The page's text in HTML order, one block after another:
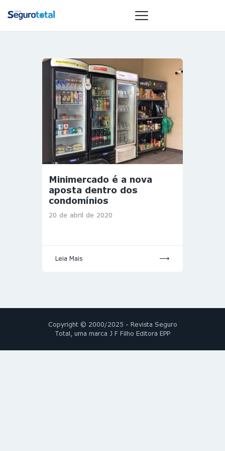
NOTÍCIAS
REVISTA
ESPECIAIS
GAIVOTA DE
OURO
ST SUMMIT
MULHERES
GESTORAS
HOMEST
HOME
Minimercado é a nova
aposta dentro dos
condomínios
20 de abril de 2020
Leia Mais
Copyright © 2000/2025 - Revista Seguro
Total, uma marca J F Filho Editora EPP